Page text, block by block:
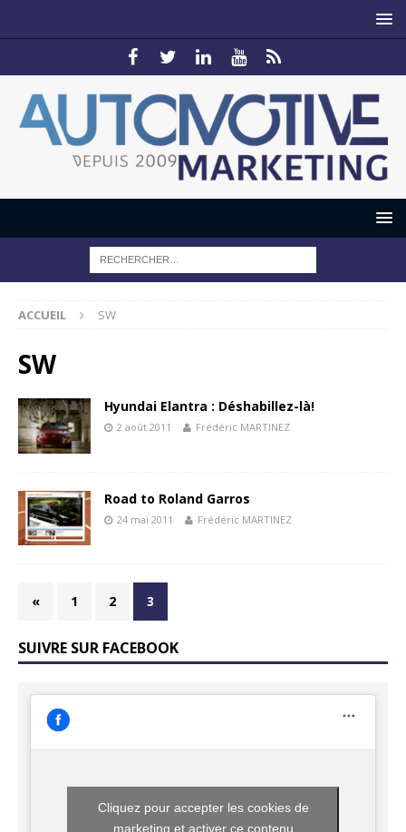
ACCUEIL SW
SW
Hyundai Elantra : Déshabillez-là!
2 août 2011 Frédéric MARTINEZ
Road to Roland Garros
24 mai 2011 Frédéric MARTINEZ
« 1 2 3
SUIVRE SUR FACEBOOK
Cliquez pour accepter les cookies de
marketing et activer ce contenu